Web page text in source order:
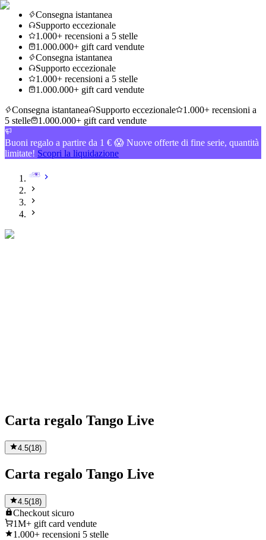
Consegna istantanea
Supporto eccezionale
1.000+ recensioni a 5 stelle
1.000.000+ gift card vendute
Consegna istantanea
Supporto eccezionale
1.000+ recensioni a 5 stelle
1.000.000+ gift card vendute
Consegna istantanea
Supporto eccezionale
1.000+ recensioni a
5 stelle
1.000.000+ gift card vendute
Buoni regalo a partire da 1 € 😱 Nuove offerte di fine serie, quantità
limitate! Scopri la liquidazione
Carta regalo Tango Live
4.5(18)
Carta regalo Tango Live
4.5(18)
Checkout sicuro
1M+ gift card vendute
1.000+ recensioni 5 stelle